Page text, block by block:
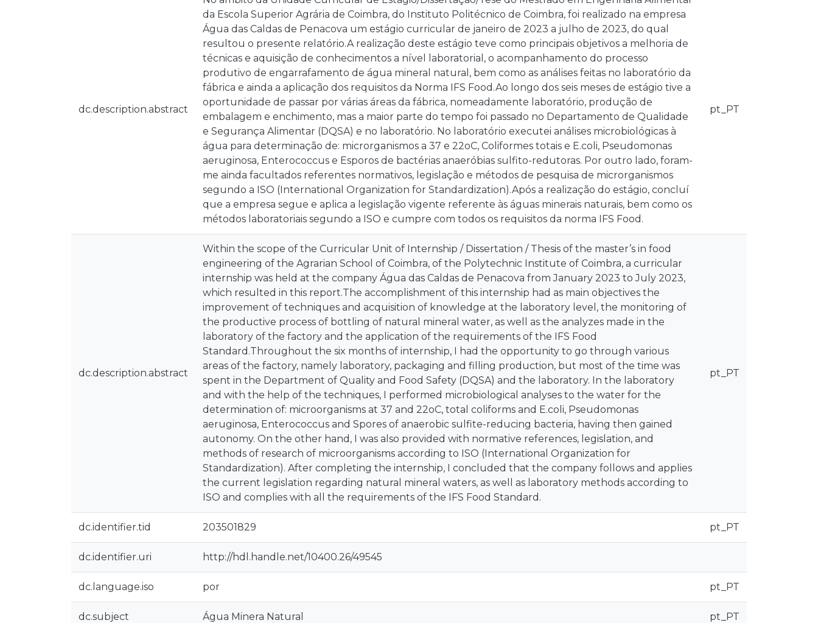
dc.description.abstract
da Escola Superior Agrária de Coimbra, do Instituto Politécnico de Coimbra, foi realizado na empresa
Água das Caldas de Penacova um estágio curricular de janeiro de 2023 a julho de 2023, do qual
resultou o presente relatório.A realização deste estágio teve como principais objetivos a melhoria de
técnicas e aquisição de conhecimentos a nível laboratorial, o acompanhamento do processo
produtivo de engarrafamento de água mineral natural, bem como as análises feitas no laboratório da
fábrica e ainda a aplicação dos requisitos da Norma IFS Food.Ao longo dos seis meses de estágio tive a
oportunidade de passar por várias áreas da fábrica, nomeadamente laboratório, produção de
embalagem e enchimento, mas a maior parte do tempo foi passado no Departamento de Qualidade
e Segurança Alimentar (DQSA) e no laboratório. No laboratório executei análises microbiológicas à
água para determinação de: microrganismos a 37 e 22oC, Coliformes totais e E.coli, Pseudomonas
aeruginosa, Enterococcus e Esporos de bactérias anaeróbias sulfito-redutoras. Por outro lado, foram-
me ainda facultados referentes normativos, legislação e métodos de pesquisa de microrganismos
segundo a ISO (International Organization for Standardization).Após a realização do estágio, concluí
que a empresa segue e aplica a legislação vigente referente às águas minerais naturais, bem como os
métodos laboratoriais segundo a ISO e cumpre com todos os requisitos da norma IFS Food.
pt_PT
dc.description.abstract
Within the scope of the Curricular Unit of Internship / Dissertation / Thesis of the master’s in food
engineering of the Agrarian School of Coimbra, of the Polytechnic Institute of Coimbra, a curricular
internship was held at the company Água das Caldas de Penacova from January 2023 to July 2023,
which resulted in this report.The accomplishment of this internship had as main objectives the
improvement of techniques and acquisition of knowledge at the laboratory level, the monitoring of
the productive process of bottling of natural mineral water, as well as the analyzes made in the
laboratory of the factory and the application of the requirements of the IFS Food
Standard.Throughout the six months of internship, I had the opportunity to go through various
areas of the factory, namely laboratory, packaging and filling production, but most of the time was
spent in the Department of Quality and Food Safety (DQSA) and the laboratory. In the laboratory
and with the help of the techniques, I performed microbiological analyses to the water for the
determination of: microorganisms at 37 and 22oC, total coliforms and E.coli, Pseudomonas
aeruginosa, Enterococcus and Spores of anaerobic sulfite-reducing bacteria, having then gained
autonomy. On the other hand, I was also provided with normative references, legislation, and
methods of research of microorganisms according to ISO (International Organization for
Standardization). After completing the internship, I concluded that the company follows and applies
the current legislation regarding natural mineral waters, as well as laboratory methods according to
ISO and complies with all the requirements of the IFS Food Standard.
pt_PT
dc.identifier.tid 203501829 pt_PT
dc.identifier.uri http://hdl.handle.net/10400.26/49545
dc.language.iso por pt_PT
dc.subject Água Minera Natural pt_PT